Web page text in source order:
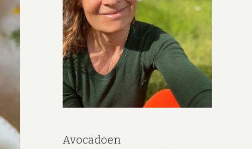
Avo­ca­doen